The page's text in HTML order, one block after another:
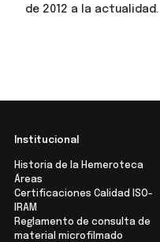
de 2012 a la actualidad.
Institucional
Historia de la Hemeroteca
Áreas
Certificaciones Calidad ISO-
IRAM
Reglamento de consulta de
material microfilmado